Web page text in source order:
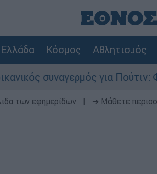
Ελλάδα Κόσμος Αθλητισμός
για Πούτιν: Φόβοι
των εφημερίδων ➔ Μάθετε